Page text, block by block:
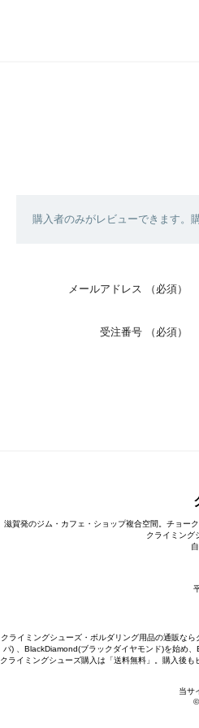
購入者のみがレビューできます。
メールアドレス （必須）
受注番号 （必須）
滋賀発のジム・カフェ・ショップ複合空間。チョー
クライミング
クライミングシューズ・ボルダリング用品の通販な
パ) 、BlackDiamond(ブラックダイヤモンド)を始め
クライミングシューズ購入は「送料無料」。購入後
当サ